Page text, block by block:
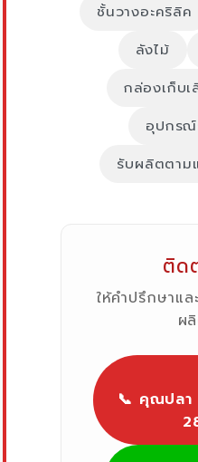
ชั้นวางอะคริลิค
ลังไม้
กล่องเก็บเ
อุปกรณ์
รับผลิตตาม
ติด
ให้คำปรึกษาแล
ผ
📞 คุณปล